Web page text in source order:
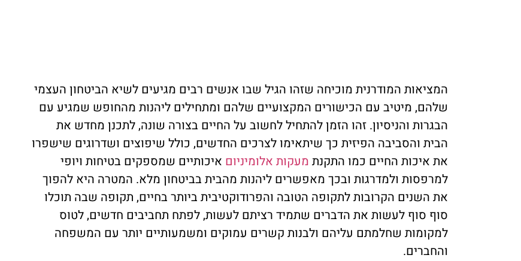
המציאות המודרנית מוכיחה שזהו הגיל שבו אנשים רבים מגיעים לשיא הביטחון העצמי
שלהם, מיטיב עם הכישורים המקצועיים שלהם ומתחילים ליהנות מהחופש שמגיע עם
הבגרות והניסיון. זהו הזמן להתחיל לחשוב על החיים בצורה שונה, לתכנן מחדש את
הבית והסביבה הפיזית כך שיתאימו לצרכים החדשים, כולל שיפוצים ושדרוגים שישפרו
את איכות החיים כמו התקנת מעקות אלומיניום איכותיים שמספקים בטיחות ויופי
למרפסות ולמדרגות ובכך מאפשרים ליהנות מהבית בביטחון מלא. המטרה היא להפוך
את השנים הקרובות לתקופה הטובה והפרודוקטיבית ביותר בחיים, תקופה שבה תוכלו
סוף סוף לעשות את הדברים שתמיד רציתם לעשות, לפתח תחביבים חדשים, לטוס
למקומות שחלמתם עליהם ולבנות קשרים עמוקים ומשמעותיים יותר עם המשפחה
והחברים.